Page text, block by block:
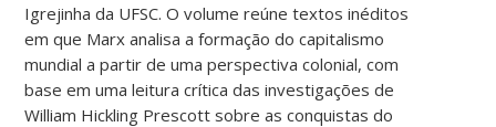
Igrejinha da UFSC. O volume reúne textos inéditos
em que Marx analisa a formação do capitalismo
mundial a partir de uma perspectiva colonial, com
base em uma leitura crítica das investigações de
William Hickling Prescott sobre as conquistas do